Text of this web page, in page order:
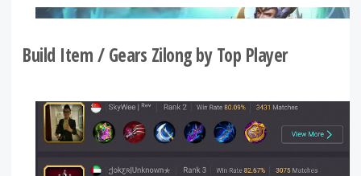
Build Item / Gears Zilong by Top Player